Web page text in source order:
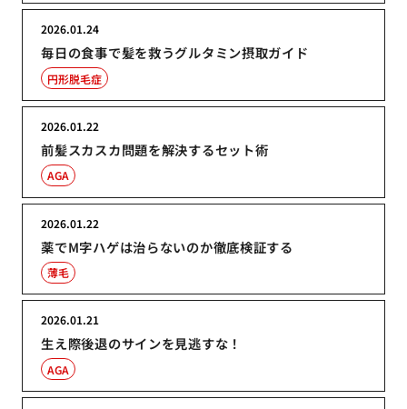
毎日の食事で髪を救うグルタミン摂取ガイド
2026.01.24
円形脱毛症
前髪スカスカ問題を解決するセット術
2026.01.22
AGA
薬でM字ハゲは治らないのか徹底検証する
2026.01.22
薄毛
生え際後退のサインを見逃すな！
2026.01.21
AGA